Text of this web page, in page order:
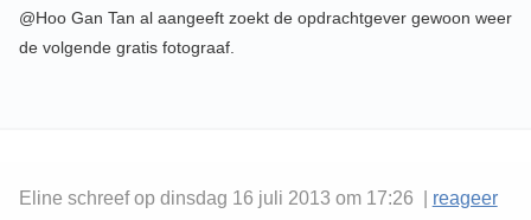
@Hoo Gan Tan al aangeeft zoekt de opdrachtgever gewoon weer
de volgende gratis fotograaf.
Eline schreef op dinsdag 16 juli 2013 om 17:26 | reageer